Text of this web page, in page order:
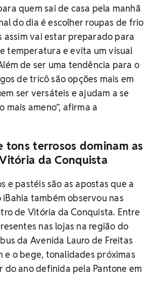
quem sai de casa pela manhã
do dia é escolher roupas de frio
assim vai estar preparado para
temperatura e evita um visual
de ser uma tendência para o
de tricô são opções mais em
ser versáteis e ajudam a se
ameno”, afirma a
tons terrosos dominam as
da Conquista
e pastéis são as apostas que a
também observou nas
de Vitória da Conquista. Entre
nas lojas na região do
da Avenida Lauro de Freitas
e o bege, tonalidades próximas
do ano definida pela Pantone em